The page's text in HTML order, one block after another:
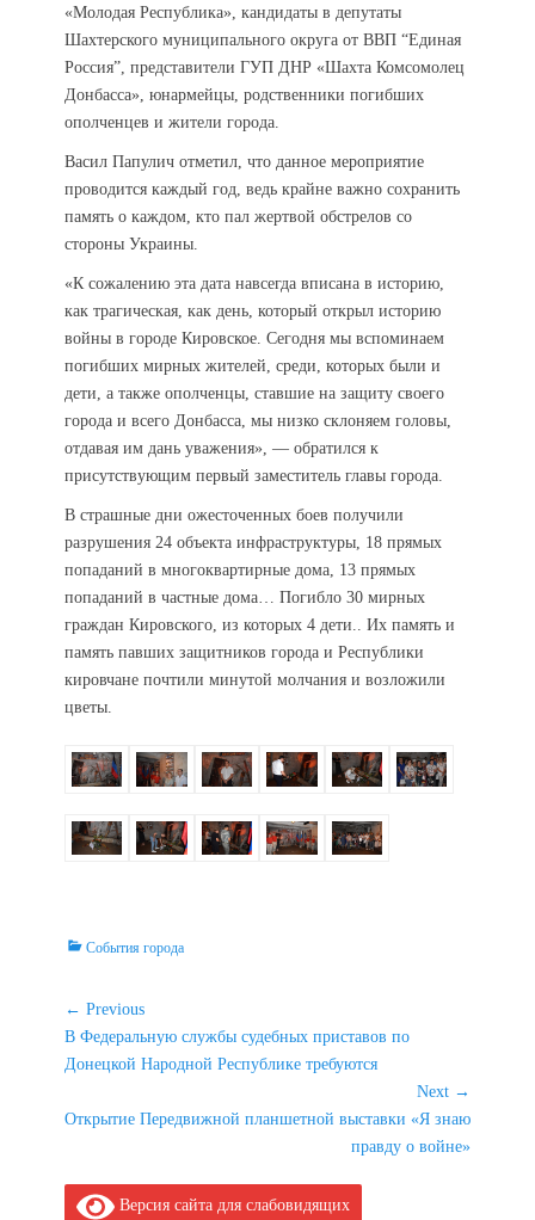
«Молодая Республика», кандидаты в депутаты
Шахтерского муниципального округа от ВВП “Единая
Россия”, представители ГУП ДНР «Шахта Комсомолец
Донбасса», юнармейцы, родственники погибших
ополченцев и жители города.
Васил Папулич отметил, что данное мероприятие
проводится каждый год, ведь крайне важно сохранить
память о каждом, кто пал жертвой обстрелов со
стороны Украины.
«К сожалению эта дата навсегда вписана в историю,
как трагическая, как день, который открыл историю
войны в городе Кировское. Сегодня мы вспоминаем
погибших мирных жителей, среди, которых были и
дети, а также ополченцы, ставшие на защиту своего
города и всего Донбасса, мы низко склоняем головы,
отдавая им дань уважения», — обратился к
присутствующим первый заместитель главы города.
В страшные дни ожесточенных боев получили
разрушения 24 объекта инфраструктуры, 18 прямых
попаданий в многоквартирные дома, 13 прямых
попаданий в частные дома… Погибло 30 мирных
граждан Кировского, из которых 4 дети.. Их память и
память павших защитников города и Республики
кировчане почтили минутой молчания и возложили
цветы.
Categories
События города
Навигация
по
записям
← Previous
Previous
post:
В Федеральную службы судебных приставов по
Донецкой Народной Республике требуются
Next →
Next
Открытие Передвижной планшетной выставки «Я знаю
правду о войне»
Версия сайта для слабовидящих